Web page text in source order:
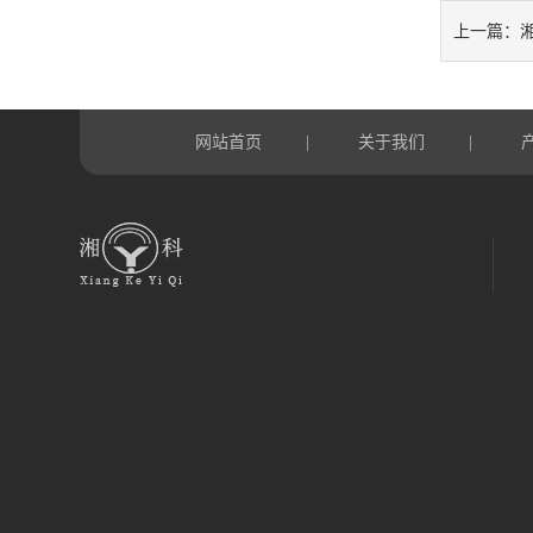
上一篇：
网站首页 关于我们